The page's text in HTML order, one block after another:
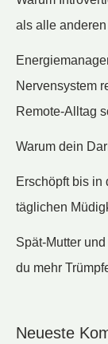
als alle anderen
Nervensystem
Remote-Alltag
Warum dein
Erschöpft bis in
täglichen
Spät-Mutter
du mehr
Neueste